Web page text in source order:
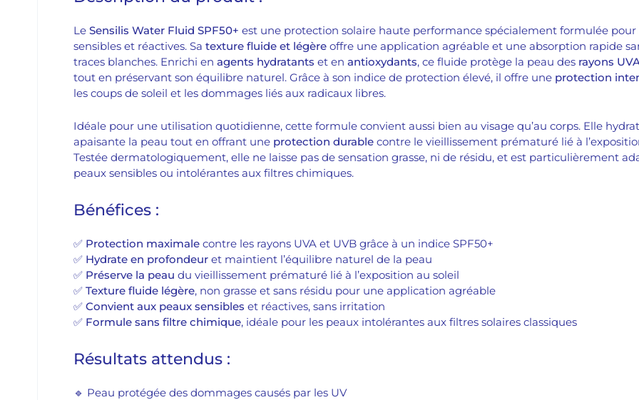
Le Sensilis Water Fluid SPF50+ est une protection solaire haute performance spécialement formulée pour
sensibles et réactives. Sa texture fluide et légère offre une application agréable et une absorption rapide
traces blanches. Enrichi en agents hydratants et en antioxydants, ce fluide protège la peau des rayons
tout en préservant son équilibre naturel. Grâce à son indice de protection élevé, il offre une protection
les coups de soleil et les dommages liés aux radicaux libres.
Idéale pour une utilisation quotidienne, cette formule convient aussi bien au visage qu’au corps. Elle
apaisante la peau tout en offrant une protection durable contre le vieillissement prématuré lié à
Testée dermatologiquement, elle ne laisse pas de sensation grasse, ni de résidu, et est particulièrement
peaux sensibles ou intolérantes aux filtres chimiques.
Bénéfices :
✅ Protection maximale contre les rayons UVA et UVB grâce à un indice SPF50+
✅ Hydrate en profondeur et maintient l’équilibre naturel de la peau
✅ Préserve la peau du vieillissement prématuré lié à l’exposition au soleil
✅ Texture fluide légère, non grasse et sans résidu pour une application agréable
✅ Convient aux peaux sensibles et réactives, sans irritation
✅ Formule sans filtre chimique, idéale pour les peaux intolérantes aux filtres solaires classiques
Résultats attendus :
🔹 Peau protégée des dommages causés par les UV